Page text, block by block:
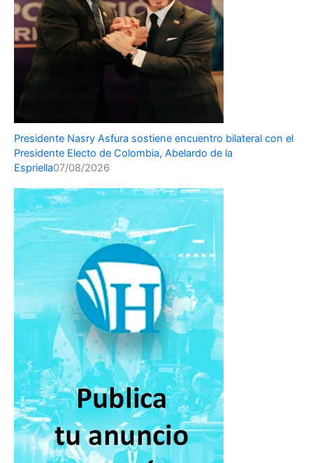
Presidente Nasry Asfura sostiene encuentro bilateral con el
Presidente Electo de Colombia, Abelardo de la
Espriella07/08/2026